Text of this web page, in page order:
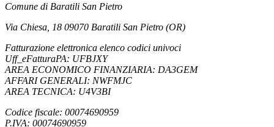
Comune di Baratili San Pietro
Via Chiesa, 18 09070 Baratili San Pietro (OR)
Fatturazione elettronica elenco codici univoci
Uff_eFatturaPA: UFBJXY
AREA ECONOMICO FINANZIARIA: DA3GEM
AFFARI GENERALI: NWFMJC
AREA TECNICA: U4V3BI
Codice fiscale: 00074690959
P.IVA: 00074690959